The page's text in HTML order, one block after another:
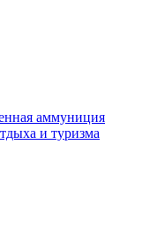
аммуниция
и туризма